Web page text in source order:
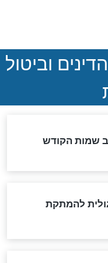
כתב היד
התגלה
שורדת השואה שחוגגת 100:
כל השנים"